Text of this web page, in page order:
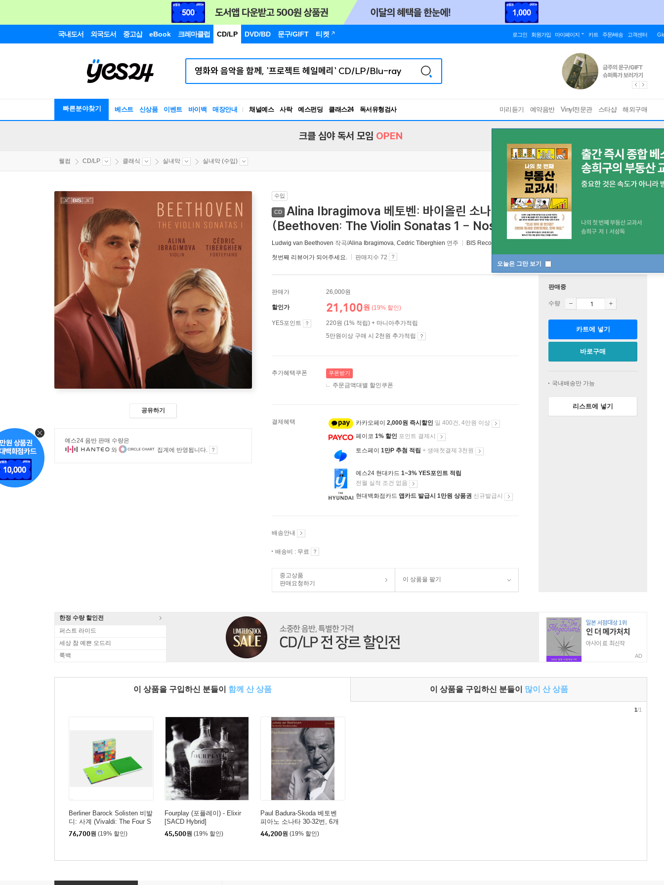
국내도서 외국도서 중고샵 eBook 크레마클럽 CD/LP DVD/BD 문구/GIFT 티켓 로그인 회원가입 마이페이지 카트 주문/배송 고객센터
빠른분야찾기 베스트 신상품 이벤트 바이백 매장안내 채널예스 사락 예스펀딩 클래스24
RBTI Lab
독서유형검사
미리듣기 예약음반 Vinyl전문관 스타샵 해외구매
오늘은 그만 보기
크클 심야 독서 모임 OPEN
웰컴 CD/LP 클래식 실내악 실내악 (수입)
공유하기
예스24 음반 판매 수량은
와
집계에 반영됩니다.
수입
CD
Alina Ibragimova 베토벤: 바이올린 소나타 1집 - 1, 2, 3, 5번
(Beethoven: The Violin Sonatas 1 - Nos.1, 2, 3, 5) [SACD Hybrid]
Ludwig van Beethoven 작곡/Alina Ibragimova, Cedric Tiberghien 연주 BIS Records
첫번째 리뷰어가 되어주세요. 판매지수 72
판매가 26,000원
할인가 21,100원 (19% 할인)
YES포인트
220원 (1% 적립) + 마니아추가적립
5만원이상 구매 시 2천원 추가적립
추가혜택쿠폰 쿠폰받기
주문금액대별 할인쿠폰
결제혜택 카카오페이 2,000원 즉시할인 일 400건, 4만원 이상
페이코 1% 할인 포인트 결제시
토스페이 1만P 추첨 적립 + 생애첫결제 3천원
예스24 현대카드 1~3% YES포인트 적립
전월 실적 조건 없음
현대백화점카드 앱카드 발급시 1만원 상품권 신규발급시
배송안내
배송비 : 무료
중고상품
판매요청하기
이 상품을 팔기
판매중
수량
카트에 넣기
바로구매
국내배송만 가능
리스트에 넣기
한정 수량 할인전
퍼스트 라이드
세상 참 예쁜 오드리
룩백
AD
이 상품을 구입하신 분들이 함께 산 상품 이 상품을 구입하신 분들이 많이 산 상품
Berliner Barock Solisten 비발
디: 사계 (Vivaldi: The Four S
easons) [SACD Hybrid]
76,700원 (19% 할인)
Fourplay (포플레이) - Elixir
[SACD Hybrid]
45,500원 (19% 할인)
Paul Badura-Skoda 베토벤
피아노 소나타 30-32번, 6개
의 바가텔 (Beethoven: Die le
tzten Klaviersonaten)
44,200원 (19% 할인)
1/1